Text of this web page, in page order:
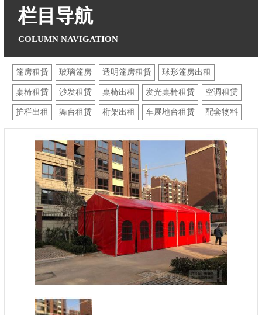
栏目导航
篷房租赁 玻璃篷房 透明篷房租赁 球形篷房出租
桌椅租赁 沙发租赁 桌椅出租 发光桌椅租赁 空调租赁
护栏出租 舞台租赁 桁架出租 车展地台租赁 配套物料